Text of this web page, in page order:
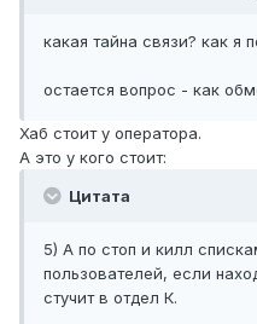
какая тайна связи? как я
остается вопрос - как
Хаб стоит у оператора.
А это у кого стоит:
Цитата
5) А по стоп и килл
пользователей, если
стучит в отдел К.